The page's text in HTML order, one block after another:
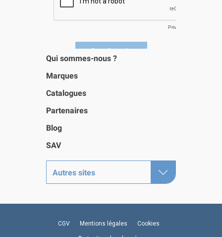
Qui sommes-nous ?
Marques
Catalogues
Partenaires
Blog
SAV
Autres sites
CGV Mentions légales Cookies